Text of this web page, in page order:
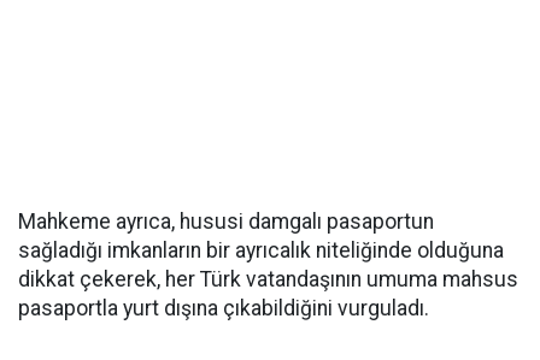
Mahkeme ayrıca, hususi damgalı pasaportun
sağladığı imkanların bir ayrıcalık niteliğinde olduğuna
dikkat çekerek, her Türk vatandaşının umuma mahsus
pasaportla yurt dışına çıkabildiğini vurguladı.